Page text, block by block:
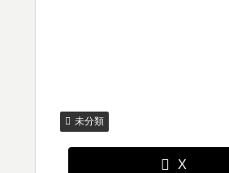
未分類
X